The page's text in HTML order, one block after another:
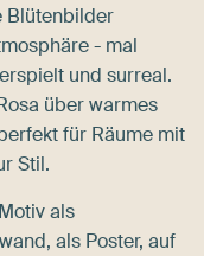
Blütenbilder
- mal
und surreal.
über warmes
für Räume mit
Stil.
als
als Poster, auf